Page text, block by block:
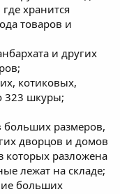
хранится
товаров и
и других
котиковых,
323 шкуры;
больших размеров,
дворцов и домов
которых разложена
лежат на складе;
больших